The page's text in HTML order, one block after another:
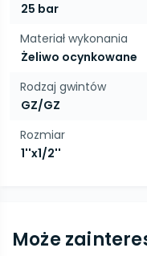
25 bar
Materiał wykonania
Żeliwo ocynkowane
Rodzaj gwintów
GZ/GZ
Rozmiar
1''x1/2''
Może